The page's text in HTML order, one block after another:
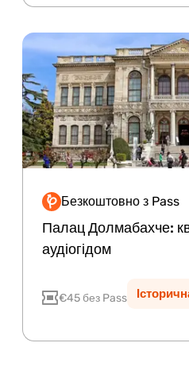
Безкоштовно з Pass
Палац Долмабахче:
аудіогідом
€45 без Pass